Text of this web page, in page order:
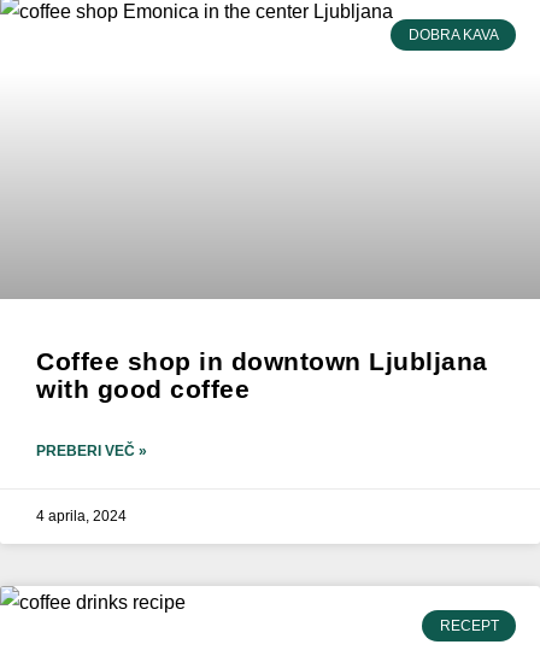
DOBRA KAVA
Coffee shop in downtown Ljubljana
with good coffee
PREBERI VEČ »
4 aprila, 2024
RECEPT